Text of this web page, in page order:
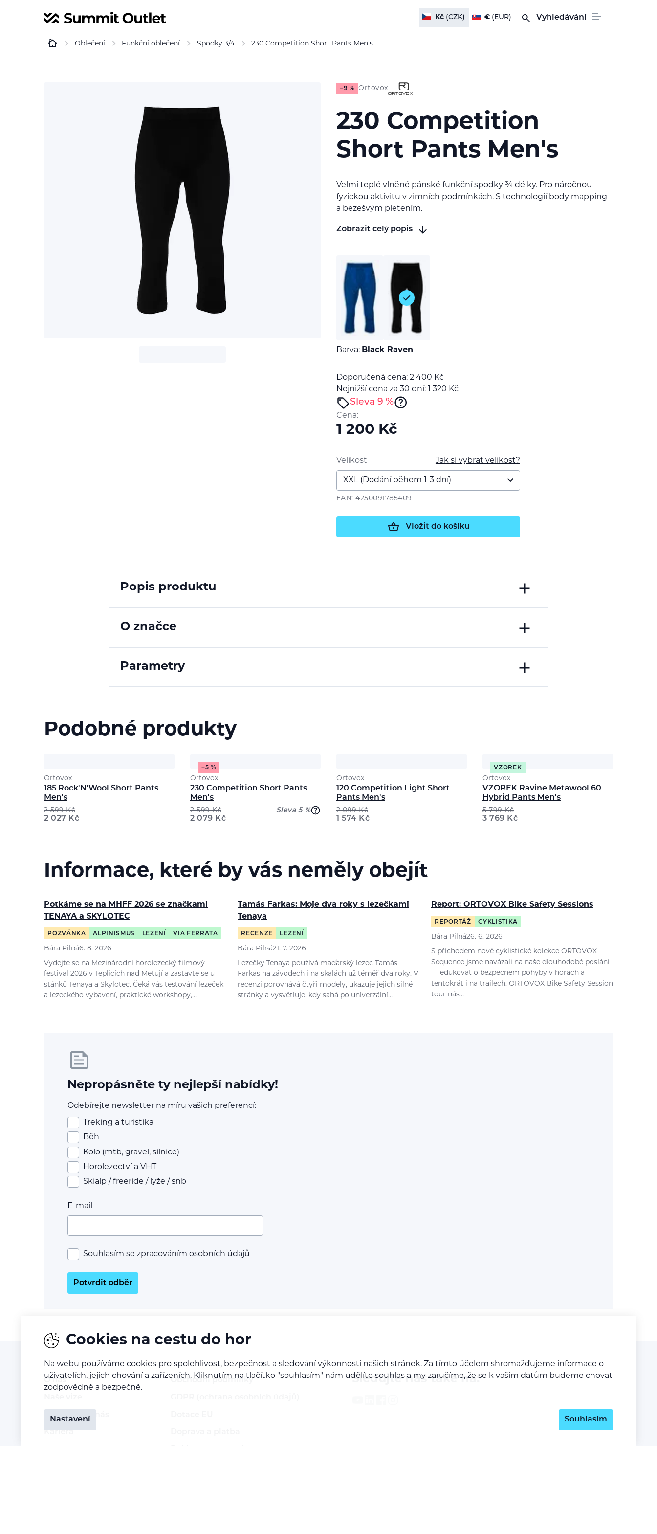
Kč(CZK) € (EUR) Vyhledávání
Oblečení Funkční oblečení Spodky 3/4 230 Competition Short Pants Men's
−9 % Ortovox
230 Competition
Short Pants Men's
Velmi teplé vlněné pánské funkční spodky ¾ délky. Pro náročnou
fyzickou aktivitu v zimních podmínkách. S technologií body mapping
a bezešvým pletením.
Zobrazit celý popis
Barva: Black Raven
Doporučená cena: 2 400Kč
Nejnižší cena za 30 dní: 1 320 Kč
Sleva 9 %
Cena:
1 200 Kč
Jak si vybrat velikost?
Velikost
EAN: 4250091785409
Vložit do košíku
Popis produktu
O značce
Parametry
Podobné produkty
Ortovox
185 Rock'N'Wool Short Pants
Men's
2 599Kč
2 027 Kč
−5 %
Ortovox
230 Competition Short Pants
Men's
2 599Kč Sleva 5 %
2 079 Kč
Ortovox
120 Competition Light Short
Pants Men's
2 099Kč
1 574 Kč
VZOREK
Ortovox
VZOREK Ravine Metawool 60
Hybrid Pants Men's
5 799Kč
3 769 Kč
Informace, které by vás neměly obejít
Potkáme se na MHFF 2026 se značkami
TENAYA a SKYLOTEC
POZVÁNKA ALPINISMUS LEZENÍ VIA FERRATA
Bára Pilná6. 8. 2026
Vydejte se na Mezinárodní horolezecký filmový
festival 2026 v Teplicích nad Metují a zastavte se u
stánků Tenaya a Skylotec. Čeká vás testování lezeček
a lezeckého vybavení, praktické workshopy,…
Tamás Farkas: Moje dva roky s lezečkami
Tenaya
RECENZE LEZENÍ
Bára Pilná21. 7. 2026
Lezečky Tenaya používá maďarský lezec Tamás
Farkas na závodech i na skalách už téměř dva roky. V
recenzi porovnává čtyři modely, ukazuje jejich silné
stránky a vysvětluje, kdy sahá po univerzální…
Report: ORTOVOX Bike Safety Sessions
REPORTÁŽ CYKLISTIKA
Bára Pilná26. 6. 2026
S příchodem nové cyklistické kolekce ORTOVOX
Sequence jsme navázali na naše dlouhodobé poslání
— edukovat o bezpečném pohyby v horách a
tentokrát i na trailech. ORTOVOX Bike Safety Session
tour nás…
Nepropásněte ty nejlepší nabídky!
Odebírejte newsletter na míru vašich preferencí:
Treking a turistika
Běh
Kolo (mtb, gravel, silnice)
Horolezectví a VHT
Skialp / freeride / lyže / snb
E-mail
Souhlasím se zpracováním osobních údajů
Potvrdit odběr
O nás
Kontaktujte nás
Kariéra
Obchodní podmínky Sledujte nás také na:
Cookies na cestu do hor
Na webu používáme cookies pro spolehlivost, bezpečnost a sledování výkonnosti našich stránek. Za tímto účelem shromažďujeme informace o
uživatelích, jejich chování a zařízeních. Kliknutím na tlačítko "souhlasím" nám udělíte souhlas a my zaručíme, že se k vašim datům budeme chovat
zodpovědně a bezpečně.
Nastavení Souhlasím